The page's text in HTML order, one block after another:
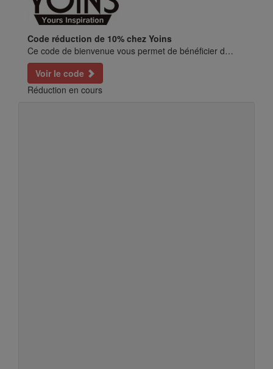
Code réduction de 10% chez Yoins
Ce code de bienvenue vous permet de bénéficier d…
Voir le code
Réduction en cours